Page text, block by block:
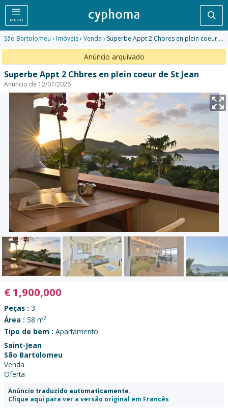
MENU
São Bartolomeu › Imóveis› Venda › Superbe Appt 2 Chbres en plein coeur de St Jean
Anúncio arquivado
Superbe Appt 2 Chbres en plein coeur de St Jean
Anúncio de 12/07/2026
€ 1,900,000
Peças : 3
Área : 58 m²
Tipo de bem : Apartamento
Saint-Jean
São Bartolomeu
Venda
Oferta
Anúncio traduzido automaticamente.
Clique aqui para ver a versão original em Francês